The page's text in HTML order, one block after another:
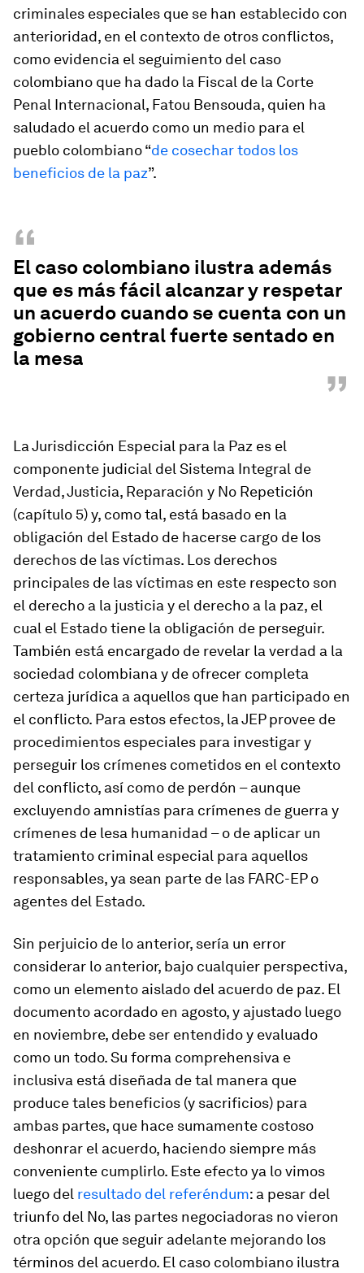
criminales especiales que se han establecido con
anterioridad, en el contexto de otros conflictos,
como evidencia el seguimiento del caso
colombiano que ha dado la Fiscal de la Corte
Penal Internacional, Fatou Bensouda, quien ha
saludado el acuerdo como un medio para el
pueblo colombiano “de cosechar todos los
beneficios de la paz”.
“
El caso colombiano ilustra además
que es más fácil alcanzar y respetar
un acuerdo cuando se cuenta con un
gobierno central fuerte sentado en
la mesa
”
La Jurisdicción Especial para la Paz es el
componente judicial del Sistema Integral de
Verdad, Justicia, Reparación y No Repetición
(capítulo 5) y, como tal, está basado en la
obligación del Estado de hacerse cargo de los
derechos de las víctimas. Los derechos
principales de las víctimas en este respecto son
el derecho a la justicia y el derecho a la paz, el
cual el Estado tiene la obligación de perseguir.
También está encargado de revelar la verdad a la
sociedad colombiana y de ofrecer completa
certeza jurídica a aquellos que han participado en
el conflicto. Para estos efectos, la JEP provee de
procedimientos especiales para investigar y
perseguir los crímenes cometidos en el contexto
del conflicto, así como de perdón – aunque
excluyendo amnistías para crímenes de guerra y
crímenes de lesa humanidad – o de aplicar un
tratamiento criminal especial para aquellos
responsables, ya sean parte de las FARC-EP o
agentes del Estado.
Sin perjuicio de lo anterior, sería un error
considerar lo anterior, bajo cualquier perspectiva,
como un elemento aislado del acuerdo de paz. El
documento acordado en agosto, y ajustado luego
en noviembre, debe ser entendido y evaluado
como un todo. Su forma comprehensiva e
inclusiva está diseñada de tal manera que
produce tales beneficios (y sacrificios) para
ambas partes, que hace sumamente costoso
deshonrar el acuerdo, haciendo siempre más
conveniente cumplirlo. Este efecto ya lo vimos
luego del resultado del referéndum: a pesar del
triunfo del No, las partes negociadoras no vieron
otra opción que seguir adelante mejorando los
términos del acuerdo. El caso colombiano ilustra